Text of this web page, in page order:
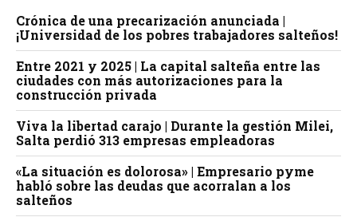
Crónica de una precarización anunciada |
¡Universidad de los pobres trabajadores salteños!
Entre 2021 y 2025 | La capital salteña entre las
ciudades con más autorizaciones para la
construcción privada
Viva la libertad carajo | Durante la gestión Milei,
Salta perdió 313 empresas empleadoras
«La situación es dolorosa» | Empresario pyme
habló sobre las deudas que acorralan a los
salteños